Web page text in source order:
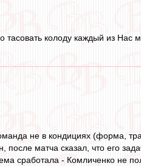
колоду каждый из Нас
не в кондициях (форма,
матча сказал, что его
сработала - Комличенко не